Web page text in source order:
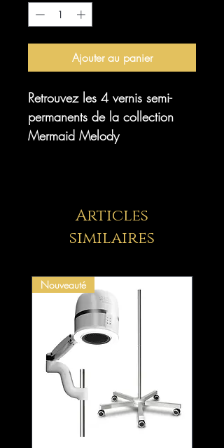
Ajouter au panier
Retrouvez les 4 vernis semi-
permanents de la collection
Mermaid Melody
Articles
similaires
Nouveauté